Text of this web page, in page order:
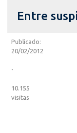
Entre
Publicado:
20/02/2012
-
10.155
visitas